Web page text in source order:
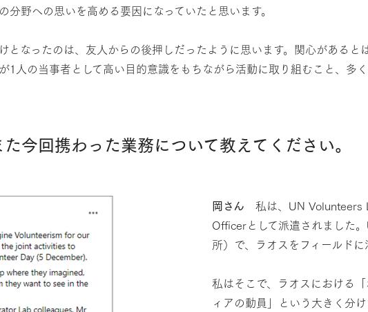
野への思いを高める要因になっていたと思います。
となったのは、友人からの後押しだったように思います。関心がある
1人の当事者として高い目的意識をもちながら活動に取り組むこと、多
今回携わった業務について教えてください。
岡さん 私は、UN Volunteers
Officerとして派遣されました
所）で、ラオスをフィールドに
私はそこで、ラオスにおける
ィアの動員」という大きく分